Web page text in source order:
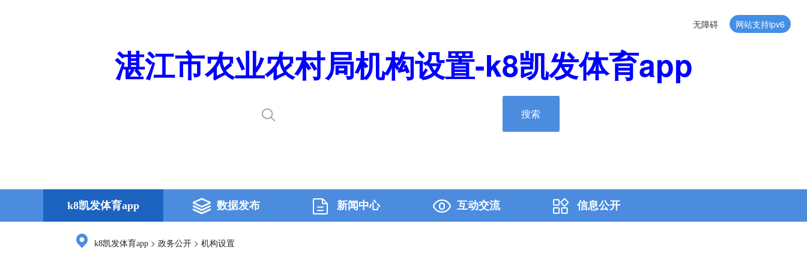
无障碍 网站支持ipv6
湛江市农业农村局机构设置-k8凯发体育app
搜索
k8凯发体育app 数据发布 新闻中心 互动交流 信息公开
k8凯发体育app > 政务公开 > 机构设置